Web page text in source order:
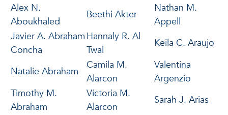
Alex N.
Aboukhaled
Beethi Akter
Nathan M.
Appell
Javier A. Abraham
Concha
Hannaly R. Al
Twal
Keila C. Araujo
Natalie Abraham
Camila M.
Alarcon
Valentina
Argenzio
Timothy M.
Abraham
Victoria M.
Alarcon
Sarah J. Arias